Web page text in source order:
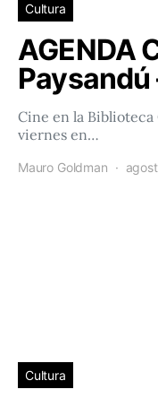
Cultura
AGENDA
Cine en la
viernes en…
Mauro Goldman
Cultura